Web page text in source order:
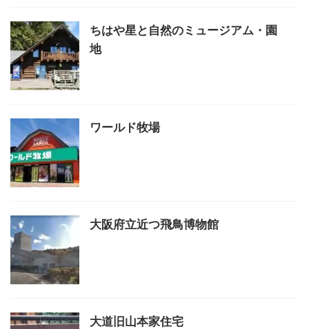
ちはや星と自然のミュージアム・園
地
ワールド牧場
大阪府立近つ飛鳥博物館
大道旧山本家住宅